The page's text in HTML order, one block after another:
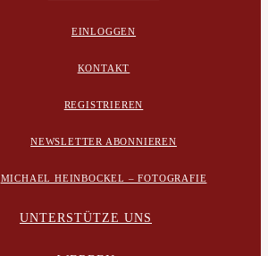
EINLOGGEN
KONTAKT
REGISTRIEREN
NEWSLETTER ABONNIEREN
MICHAEL HEINBOCKEL – FOTOGRAFIE
UNTERSTÜTZE UNS